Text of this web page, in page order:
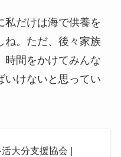
私だけは海で供養を
ね。ただ、後々家族
時間をかけてみんな
いけないと思ってい
大分支援協会 |